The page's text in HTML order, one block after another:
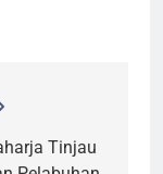
Tinjau